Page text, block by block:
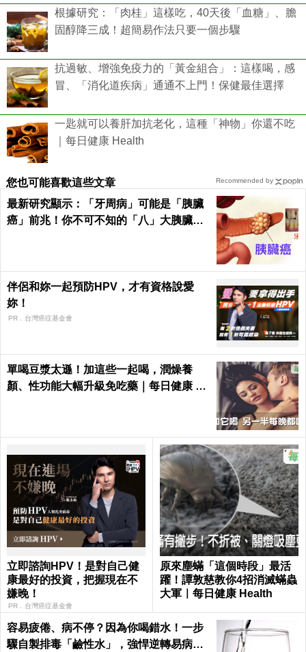
根據研究：「肉桂」這樣吃，40天後「血糖」、膽
固醇降三成！超簡易作法只要一個步驟
抗過敏、增強免疫力的「黃金組合」：這樣喝，感
冒、「消化道疾病」通通不上門！保健最佳選擇
一匙就可以養肝加抗老化，這種「神物」你還不吃
｜每日健康 Health
您也可能喜歡這些文章
最新研究顯示：「牙周病」可能是「胰臟
癌」前兆！你不可不知的「八」大胰臟癌
伴侶和妳一起預防HPV，才有資格說愛
妳！
PR．台灣癌症基金會
單喝豆漿太遜！加這些一起喝，潤燥養
顏、性功能大幅升級免吃藥｜每日健康 He
立即諮詢HPV！是對自己健
康最好的投資，把握現在不
嫌晚！
PR．台灣癌症基金會
原來塵蟎「這個時段」最活
躍！譚敦慈教你4招消滅蟎蟲
大軍｜每日健康 Health
容易疲倦、病不停？因為你喝錯水！一步
驟自製排毒「鹼性水」，強悍逆轉易病、
Recommended by